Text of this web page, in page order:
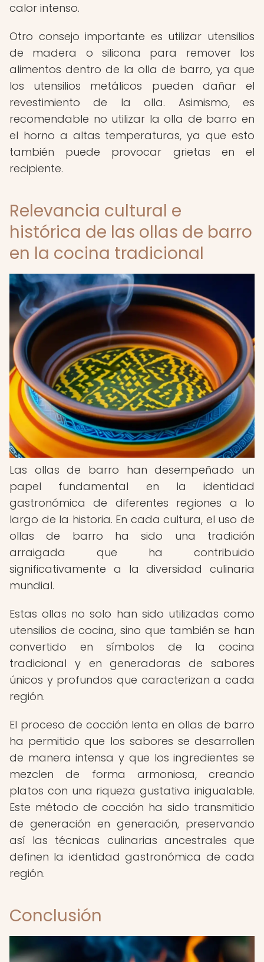
calor intenso.
Otro consejo importante es utilizar utensilios
de madera o silicona para remover los
alimentos dentro de la olla de barro, ya que
los utensilios metálicos pueden dañar el
revestimiento de la olla. Asimismo, es
recomendable no utilizar la olla de barro en
el horno a altas temperaturas, ya que esto
también puede provocar grietas en el
recipiente.
Relevancia cultural e
histórica de las ollas de barro
en la cocina tradicional
Las ollas de barro han desempeñado un
papel fundamental en la identidad
gastronómica de diferentes regiones a lo
largo de la historia. En cada cultura, el uso de
ollas de barro ha sido una tradición
arraigada que ha contribuido
significativamente a la diversidad culinaria
mundial.
Estas ollas no solo han sido utilizadas como
utensilios de cocina, sino que también se han
convertido en símbolos de la cocina
tradicional y en generadoras de sabores
únicos y profundos que caracterizan a cada
región.
El proceso de cocción lenta en ollas de barro
ha permitido que los sabores se desarrollen
de manera intensa y que los ingredientes se
mezclen de forma armoniosa, creando
platos con una riqueza gustativa inigualable.
Este método de cocción ha sido transmitido
de generación en generación, preservando
así las técnicas culinarias ancestrales que
definen la identidad gastronómica de cada
región.
Conclusión